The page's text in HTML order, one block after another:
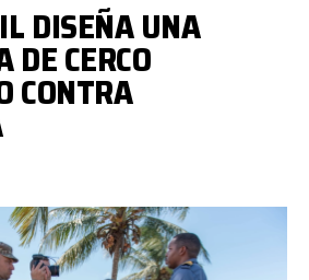
DISEÑA UNA
DE CERCO
CONTRA